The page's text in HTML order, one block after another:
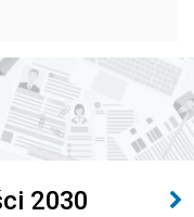
2030